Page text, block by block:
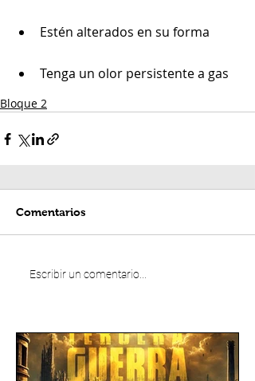
Estén alterados en su forma
Tenga un olor persistente a gas
Bloque 2
Comentarios
Escribir un comentario...